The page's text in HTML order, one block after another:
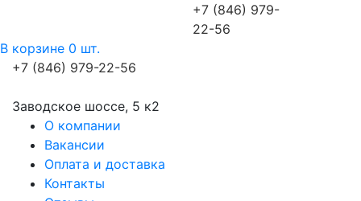
+7 (846) 979-
22-56
В корзине 0 шт.
+7 (846) 979-22-56
Заводское шоссе, 5 к2
О компании
Вакансии
Оплата и доставка
Контакты